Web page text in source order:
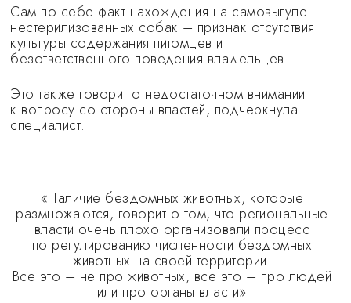
Сам по себе факт нахождения на самовыгуле
нестерилизованных собак – признак отсутствия
культуры содержания питомцев и
безответственного поведения владельцев.
Это также говорит о недостаточном внимании
к вопросу со стороны властей, подчеркнула
специалист.
«Наличие бездомных животных, которые
размножаются, говорит о том, что региональные
власти очень плохо организовали процесс
по регулированию численности бездомных
животных на своей территории.
Все это – не про животных, все это – про людей
или про органы власти»